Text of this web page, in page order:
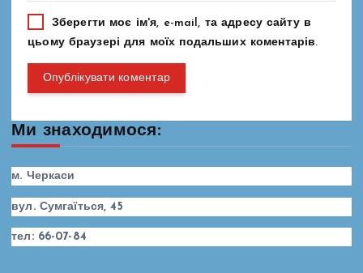
Зберегти моє ім'я, e-mail, та адресу сайту в
цьому браузері для моїх подальших коментарів.
Ми знаходимося:
м. Черкаси
вул. Сумгаїться, 45
тел: 66-07-84